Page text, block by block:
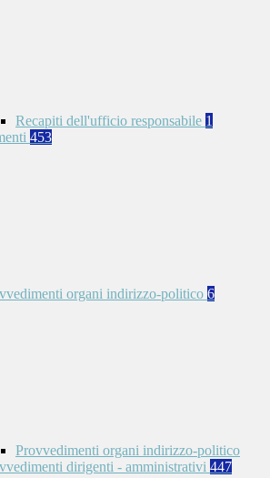
Recapiti dell'ufficio responsabile 1
453
organi indirizzo-politico 6
Provvedimenti organi indirizzo-politico
dirigenti - amministrativi 447